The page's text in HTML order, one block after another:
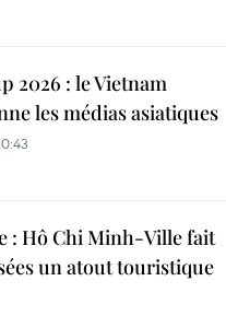
2026 : le Vietnam
les médias asiatiques
: Hô Chi Minh-Ville fait
un atout touristique